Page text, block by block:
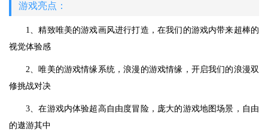
游戏亮点：
1、精致唯美的游戏画风进行打造，在我们的游戏内带来超棒的
视觉体验感
2、唯美的游戏情缘系统，浪漫的游戏情缘，开启我们的浪漫双
修挑战对决
3、在游戏内体验超高自由度冒险，庞大的游戏地图场景，自由
的遨游其中